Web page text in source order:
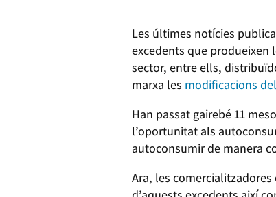
Les últimes notícies
excedents que produeixen
sector, entre ells,
marxa les modificacions
Han passat gairebé 11
l’oportunitat als
autoconsumir de manera
Ara, les